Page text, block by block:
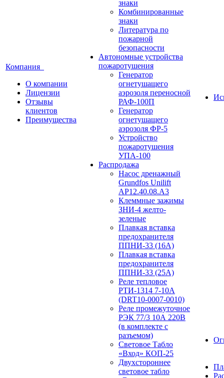
Компания
О компании
Лицензии
Отзывы
клиентов
Преимущества
знаки
Комбинированные
знаки
Литература по
пожарной
безопасности
Автономные устройства
пожаротушения
Генератор
огнетушащего
аэрозоля переносной
РАФ-100П
Генератор
огнетушащего
аэрозоля ФР-5
Устройство
пожаротушения
УПА-100
Распродажа
Насос дренажный
Grundfos Unilift
АP12.40.08.A3
Клеммные зажимы
ЗНИ-4 желто-
зеленые
Плавкая вставка
предохранителя
ППНИ-33 (16А)
Плавкая вставка
предохранителя
ППНИ-33 (25А)
Реле тепловое
РТИ-1314 7-10А
(DRT10-0007-0010)
Реле промежуточное
РЭК 77/3 10А 220В
(в комплекте с
разъемом)
Световое Табло
«Вход» КОП-25
Двухстороннее
световое табло